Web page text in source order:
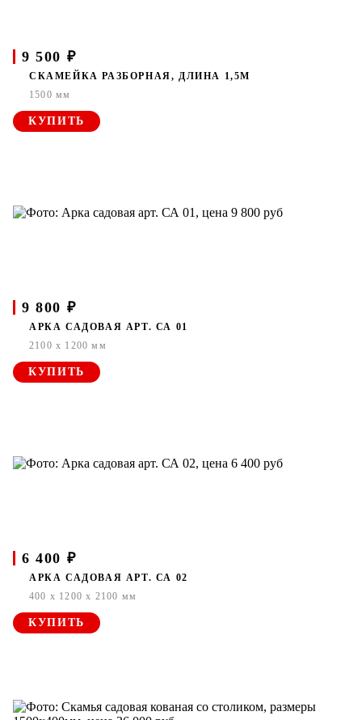
9 500 ₽
СКАМЕЙКА РАЗБОРНАЯ, ДЛИНА 1,5М
1500 мм
КУПИТЬ
9 800 ₽
АРКА САДОВАЯ АРТ. СА 01
2100 x 1200 мм
КУПИТЬ
6 400 ₽
АРКА САДОВАЯ АРТ. СА 02
400 x 1200 x 2100 мм
КУПИТЬ